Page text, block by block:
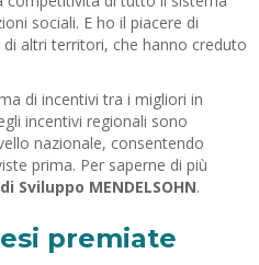
sociali. E ho il piacere di
altri territori, che hanno creduto
di incentivi tra i migliori in
incentivi regionali sono
nazionale, consentendo
prima. Per saperne di più
Sviluppo MENDELSOHN.
premiate